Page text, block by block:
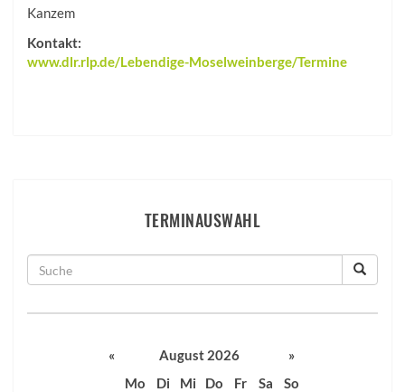
Kanzem
Kontakt:
www.dlr.rlp.de/Lebendige-Moselweinberge/Termine
TERMINAUSWAHL
« August 2026
»
Mo
Di Mi Do Fr Sa So